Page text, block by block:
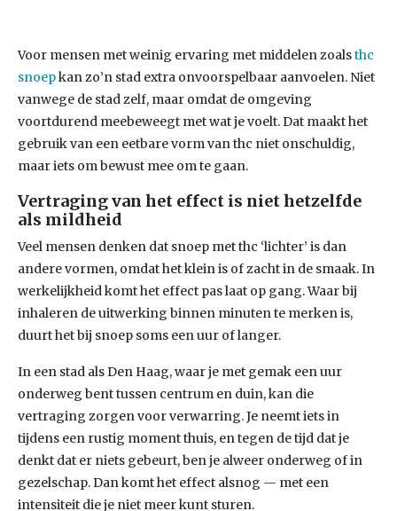
Voor mensen met weinig ervaring met middelen zoalsthc
snoepkan zo’n stad extra onvoorspelbaar aanvoelen. Niet
vanwege de stad zelf, maar omdat de omgeving
voortdurend meebeweegt met wat je voelt. Dat maakt het
gebruik van een eetbare vorm van thc niet onschuldig,
maar iets om bewust mee om te gaan.
Vertraging van het effect is niet hetzelfde
als mildheid
Veel mensen denken dat snoep met thc ‘lichter’ is dan
andere vormen, omdat het klein is of zacht in de smaak. In
werkelijkheid komt het effect pas laat op gang. Waar bij
inhaleren de uitwerking binnen minuten te merken is,
duurt het bij snoep soms een uur of langer.
In een stad als Den Haag, waar je met gemak een uur
onderweg bent tussen centrum en duin, kan die
vertraging zorgen voor verwarring. Je neemt iets in
tijdens een rustig moment thuis, en tegen de tijd dat je
denkt dat er niets gebeurt, ben je alweer onderweg of in
gezelschap. Dan komt het effect alsnog — met een
intensiteit die je niet meer kunt sturen.